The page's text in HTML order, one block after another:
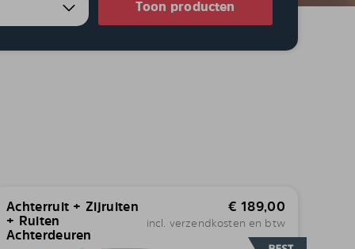
Toon producten
Achterruit + Zijruiten
+ Ruiten
Achterdeuren
€ 189,00
incl. verzendkosten en btw